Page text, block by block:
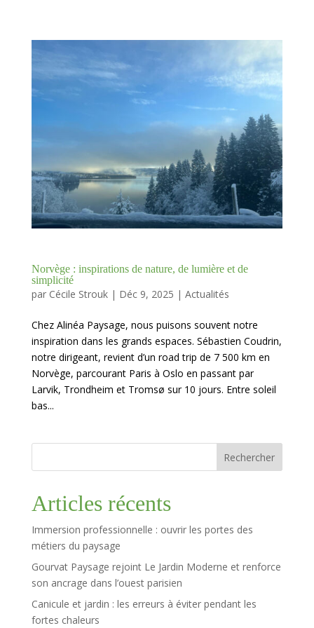
Norvège : inspirations de nature, de lumière et de
simplicité
par Cécile Strouk| Déc 9, 2025 | Actualités
Chez Alinéa Paysage, nous puisons souvent notre
inspiration dans les grands espaces. Sébastien Coudrin,
notre dirigeant, revient d’un road trip de 7 500 km en
Norvège, parcourant Paris à Oslo en passant par
Larvik, Trondheim et Tromsø sur 10 jours. Entre soleil
bas...
Rechercher
Articles récents
Immersion professionnelle : ouvrir les portes des
métiers du paysage
Gourvat Paysage rejoint Le Jardin Moderne et renforce
son ancrage dans l’ouest parisien
Canicule et jardin : les erreurs à éviter pendant les
fortes chaleurs